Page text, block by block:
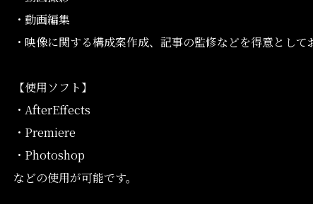
・動画編集
・映像に関する構成案作成、記事の監修などを得意として
【使用ソフト】
・AfterEffects
・Premiere
・Photoshop
などの使用が可能です。